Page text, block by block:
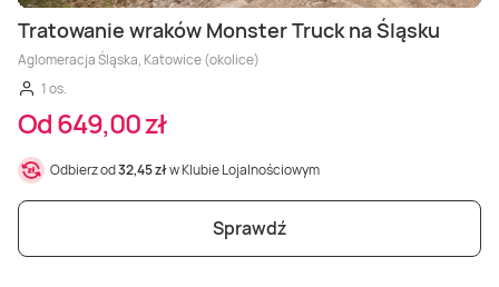
Tratowanie wraków Monster Truck na Śląsku
Aglomeracja Śląska, Katowice (okolice)
1 os.
Od 649,00 zł
Odbierz od32,45 złw Klubie Lojalnościowym
Sprawdź